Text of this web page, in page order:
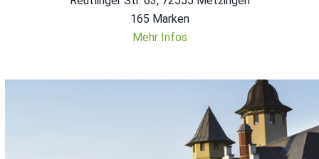
165 Marken
Mehr Infos